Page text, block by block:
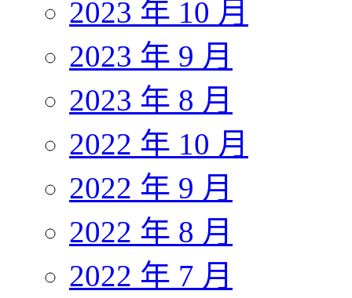
2023 年 10 月
2023 年 9 月
2023 年 8 月
2022 年 10 月
2022 年 9 月
2022 年 8 月
2022 年 7 月